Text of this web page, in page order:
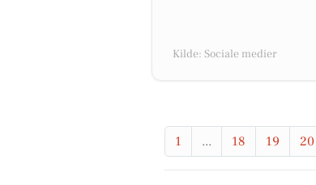
Kilde: Sociale medier
1 ... 18 19 20